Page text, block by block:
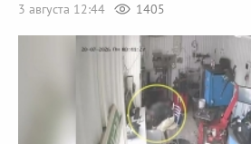
3 августа 12:44
1405